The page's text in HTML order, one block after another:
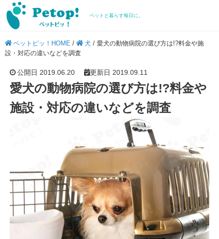
ペットと暮らす毎日に。
ペットピッ！HOME / 犬 / 愛犬の動物病院の選び方は!?料金や施
設・対応の違いなどを調査
公開日 2019.06.20 更新日 2019.09.11
愛犬の動物病院の選び方は!?料金や
施設・対応の違いなどを調査